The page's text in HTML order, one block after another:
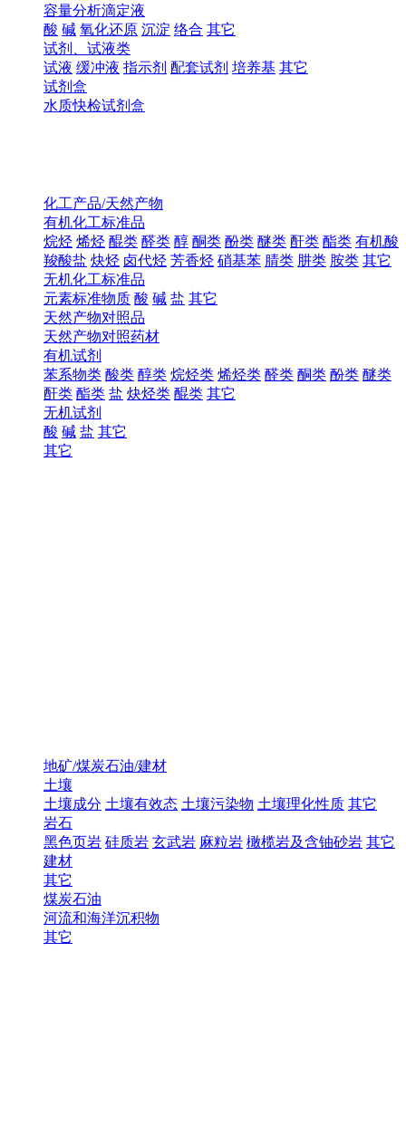
容量分析滴定液
酸 碱 氧化还原 沉淀 络合 其它
试剂、试液类
试液 缓冲液 指示剂 配套试剂 培养基 其它
试剂盒
水质快检试剂盒
化工产品/天然产物
有机化工标准品
烷烃 烯烃 醌类 醛类 醇 酮类 酚类 醚类 酐类 酯类 有机酸
羧酸盐 炔烃 卤代烃 芳香烃 硝基苯 腈类 肼类 胺类 其它
无机化工标准品
元素标准物质 酸 碱 盐 其它
天然产物对照品
天然产物对照药材
有机试剂
苯系物类 酸类 醇类 烷烃类 烯烃类 醛类 酮类 酚类 醚类
酐类 酯类 盐 炔烃类 醌类 其它
无机试剂
酸 碱 盐 其它
其它
地矿/煤炭石油/建材
土壤
土壤成分 土壤有效态 土壤污染物 土壤理化性质 其它
岩石
黑色页岩 硅质岩 玄武岩 麻粒岩 橄榄岩及含铀砂岩 其它
建材
其它
煤炭石油
河流和海洋沉积物
其它